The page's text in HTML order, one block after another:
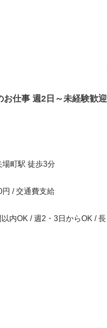
お仕事 週2日～未経験歓
町駅 徒歩3分
/ 交通費支給
内OK / 週2・3日からOK / 長